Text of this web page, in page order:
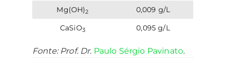
Mg(OH)2
0,009 g/L
CaSiO3 0,095 g/L
Fonte: Prof. Dr. Paulo Sérgio Pavinato.